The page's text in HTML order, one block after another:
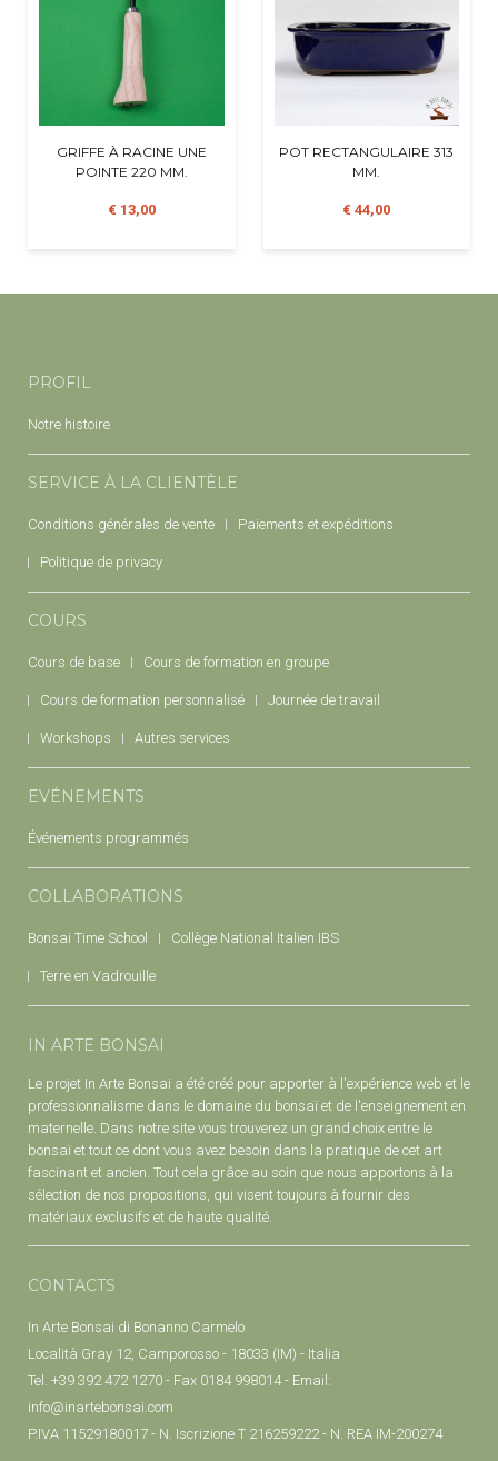
GRIFFE À RACINE UNE
POINTE 220 MM.
€ 13,00
POT RECTANGULAIRE 313
MM.
€ 44,00
PROFIL
Notre histoire
SERVICE À LA CLIENTÈLE
Conditions générales de vente Paiements et expéditions
Politique de privacy
COURS
Cours de base Cours de formation en groupe
Cours de formation personnalisé Journée de travail
Workshops Autres services
EVÉNEMENTS
Événements programmés
COLLABORATIONS
Bonsai Time School Collège National Italien IBS
Terre en Vadrouille
IN ARTE BONSAI
Le projet In Arte Bonsai a été créé pour apporter à l'expérience web et le
professionnalisme dans le domaine du bonsaï et de l'enseignement en
maternelle. Dans notre site vous trouverez un grand choix entre le
bonsaï et tout ce dont vous avez besoin dans la pratique de cet art
fascinant et ancien. Tout cela grâce au soin que nous apportons à la
sélection de nos propositions, qui visent toujours à fournir des
matériaux exclusifs et de haute qualité.
CONTACTS
In Arte Bonsai di Bonanno Carmelo
Località Gray 12, Camporosso - 18033 (IM) - Italia
Tel. +39 392 472 1270 - Fax 0184 998014 - Email:
info@inartebonsai.com
P.IVA 11529180017 - N. Iscrizione T 216259222 - N. REA IM-200274